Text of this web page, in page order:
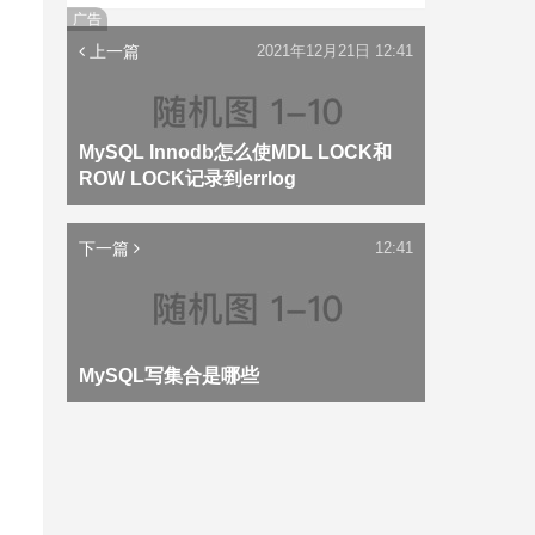
广告
上一篇
MySQL Innodb怎么使MDL LOCK和
ROW LOCK记录到errlog
2021年12月21日 12:41
下一篇
MySQL写集合是哪些
12:41